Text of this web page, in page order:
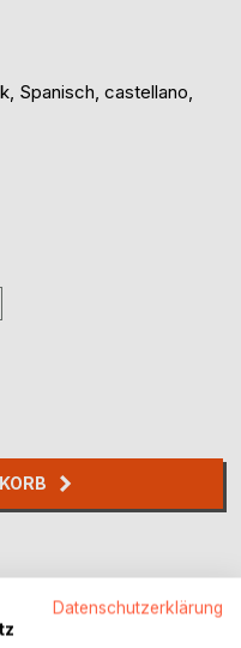
Spanisch, castellano,
Datenschutzerklärung